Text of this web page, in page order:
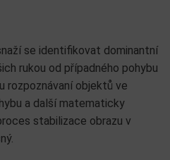
se identifikovat dominantní
rukou od případného pohybu
rozpoznávaní objektů ve
a další matematicky
stabilizace obrazu v